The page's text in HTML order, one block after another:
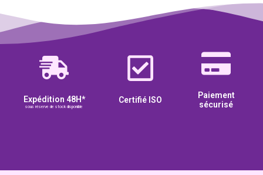
Expédition 48H*
sous réserve de stock disponible
Certifié ISO
Paiement
sécurisé